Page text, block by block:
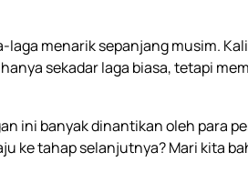
menarik sepanjang musim.
sekadar laga biasa, tetapi
ini banyak dinantikan oleh para
ke tahap selanjutnya? Mari kita